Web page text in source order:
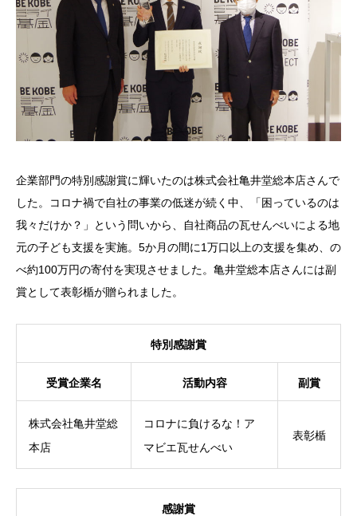
企業部門の特別感謝賞に輝いたのは株式会社亀井堂総本店さんで
した。コロナ禍で自社の事業の低迷が続く中、「困っているのは
我々だけか？」という問いから、自社商品の瓦せんべいによる地
元の子ども支援を実施。5か月の間に1万口以上の支援を集め、の
べ約100万円の寄付を実現させました。亀井堂総本店さんには副
賞として表彰楯が贈られました。
特別感謝賞
受賞企業名 活動内容 副賞
株式会社亀井堂総
本店
コロナに負けるな！ア
マビエ瓦せんべい
表彰楯
感謝賞